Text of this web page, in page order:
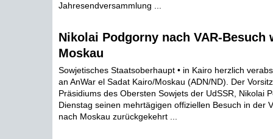
Jahresendversammlung ...
Nikolai Podgorny nach VAR-Besuch
Moskau
Sowjetisches Staatsoberhaupt • in Kairo herzlich
an AnWar el Sadat Kairo/Moskau (ADN/ND). Der
Präsidiums des Obersten Sowjets der UdSSR, Nikolai
Dienstag seinen mehrtägigen offiziellen Besuch in der
nach Moskau zurückgekehrt ...